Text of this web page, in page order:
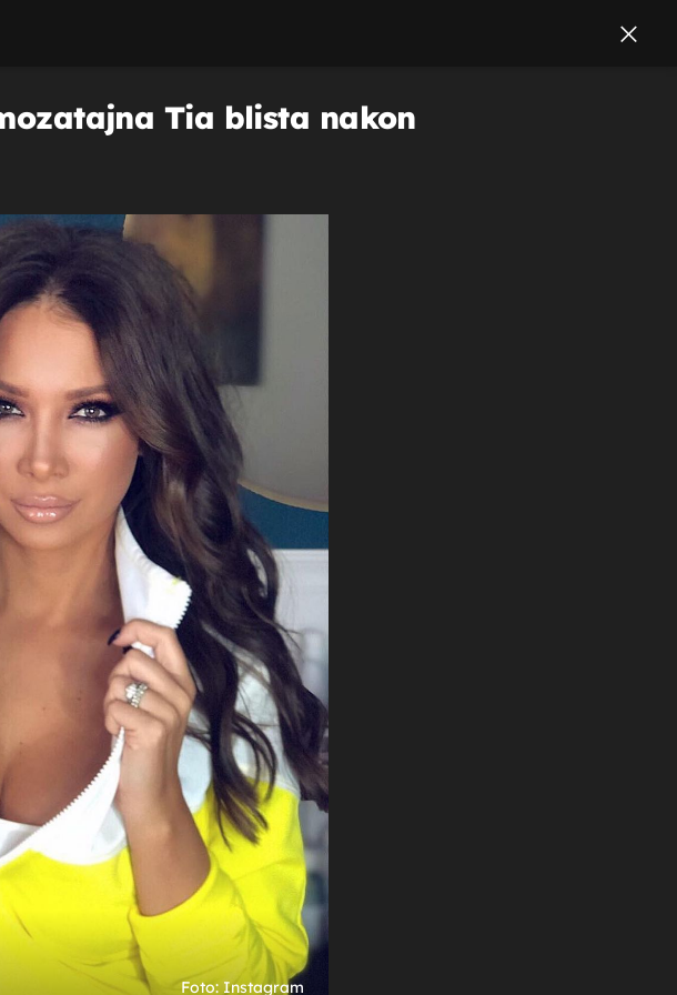
Tia blista nakon
Foto: Instagram
PIXSELL)
trenucima
se, želim odustati
lopatom...''
IZGLEDA SENZACIONALNO!
Halle Berry uoči 60. rođendana skinula se
u seksi badić i pokrenula lavinu
komentara